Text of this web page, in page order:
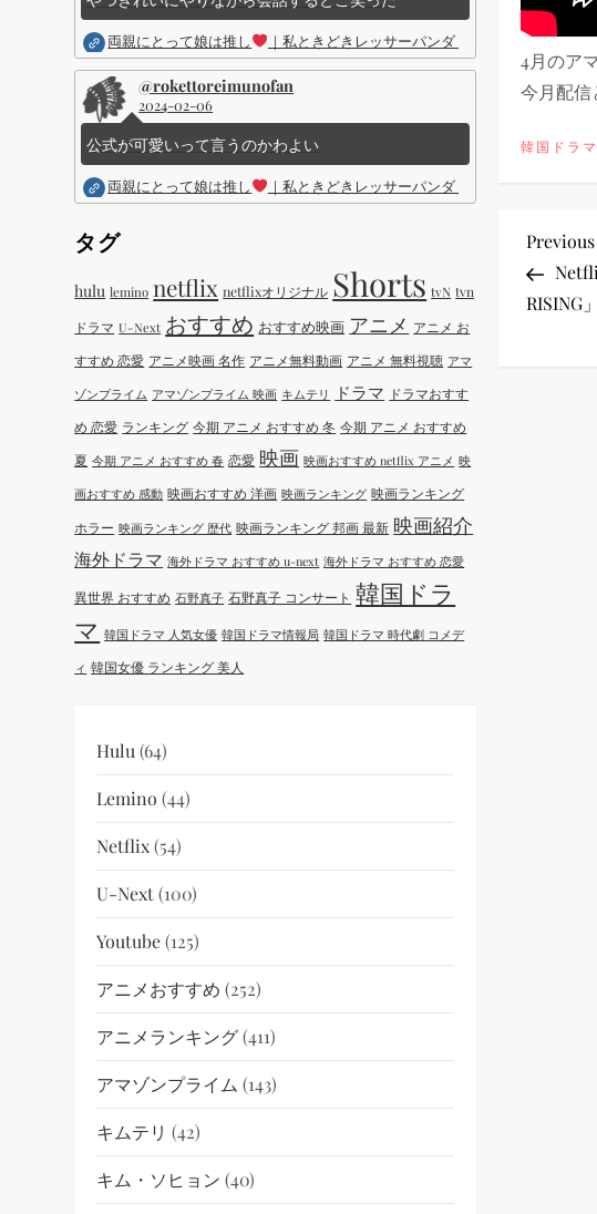
4月のア
今月配信
韓国ドラマ
投
稿
Previous
Post
Previous
RISING
両親にとって娘は推し ｜私ときどきレッサーパンダ ｜Disney (ディズニ
@rokettoreimunofan
2024-02-06
公式が可愛いって言うのかわよい
両親にとって娘は推し ｜私ときどきレッサーパンダ ｜Disney (ディズニー
タグ
hulu lemino netflix netflixオリジナル Shorts tvN tvn
ドラマ U-Next おすすめ おすすめ映画 アニメ アニメ お
すすめ 恋愛 アニメ映画 名作 アニメ無料動画 アニメ 無料視聴 アマ
ゾンプライム アマゾンプライム 映画 キムテリ ドラマ ドラマおすす
め 恋愛 ランキング 今期 アニメ おすすめ 冬 今期 アニメ おすすめ
夏 今期 アニメ おすすめ 春 恋愛 映画 映画おすすめ netflix アニメ 映
画おすすめ 感動 映画おすすめ 洋画 映画ランキング 映画ランキング
ホラー 映画ランキング 歴代 映画ランキング 邦画 最新 映画紹介
海外ドラマ 海外ドラマ おすすめ u-next 海外ドラマ おすすめ 恋愛
異世界 おすすめ 石野真子 石野真子 コンサート 韓国ドラ
マ 韓国ドラマ 人気女優 韓国ドラマ情報局 韓国ドラマ 時代劇 コメデ
ィ 韓国女優 ランキング 美人
Hulu (64)
Lemino (44)
Netflix(54)
U-Next(100)
Youtube(125)
アニメおすすめ (252)
アニメランキング(411)
アマゾンプライム (143)
キムテリ (42)
キム・ソヒョン (40)